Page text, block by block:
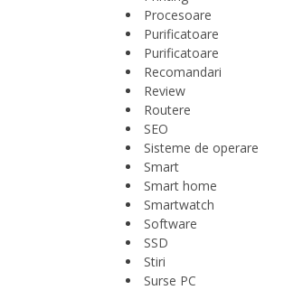
Procesoare
Purificatoare
Purificatoare
Recomandari
Review
Routere
SEO
Sisteme de operare
Smart
Smart home
Smartwatch
Software
SSD
Stiri
Surse PC